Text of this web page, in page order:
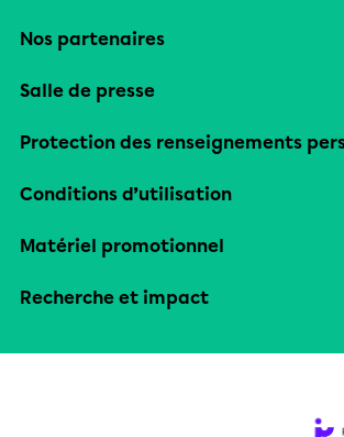
Nos partenaires
Salle de presse
Protection des renseignements
Conditions d’utilisation
Matériel promotionnel
Recherche et impact